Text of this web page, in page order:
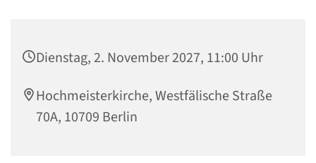
Dienstag, 2. November 2027, 11:00 Uhr
Hochmeisterkirche, Westfälische Straße
70A, 10709 Berlin